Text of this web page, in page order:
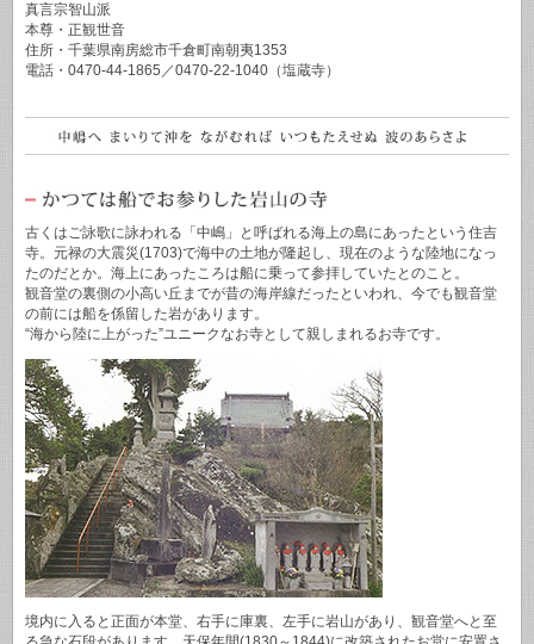
真言宗智山派
本尊・正観世音
住所・千葉県南房総市千倉町南朝夷1353
電話・0470-44-1865／0470-22-1040（塩蔵寺）
古くはご詠歌に詠われる「中嶋」と呼ばれる海上の島にあったという住吉
寺。元禄の大震災(1703)で海中の土地が隆起し、現在のような陸地になっ
たのだとか。海上にあったころは船に乗って参拝していたとのこと。
観音堂の裏側の小高い丘までが昔の海岸線だったといわれ、今でも観音堂
の前には船を係留した岩があります。
“海から陸に上がった”ユニークなお寺として親しまれるお寺です。
境内に入ると正面が本堂、右手に庫裏、左手に岩山があり、観音堂へと至